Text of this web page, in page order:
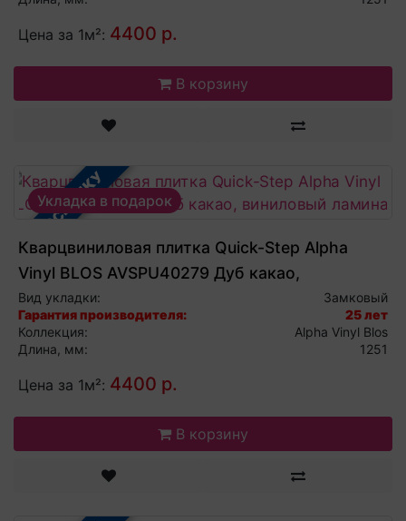
Цена за 1м²: 4400 р.
В корзину
В РАССРОЧКУ
Укладка в подарок
Кварцвиниловая плитка Quick-Step Alpha
Vinyl BLOS AVSPU40279 Дуб какао,
виниловый ламинат
Вид укладки:
Замковый
Гарантия производителя:
25 лет
Коллекция:
Alpha Vinyl Blos
Длина, мм:
1251
Цена за 1м²: 4400 р.
В корзину